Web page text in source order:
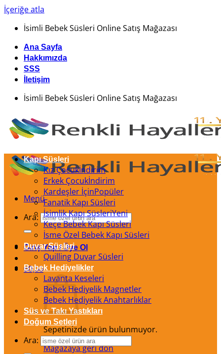
İçeriğe atla
İsimli Bebek Süsleri Online Satış Mağazası
Ana Sayfa
Hakkımızda
SSS
İletişim
İsimli Bebek Süsleri Online Satış Mağazası
Menü
Ara:
Giriş Yap / Üye Ol
₺0,00
Sepetinizde ürün bulunmuyor.
Mağazaya geri dön
Kapı Süsleri
Kız Çocuk
Erkek Çocuk
Kardeşler İçin
Fanatik Kapı Süsleri
İsimlik Kapı Süsleri
Keçe Bebek Kapı Süsleri
İsme Özel Bebek Kapı Süsleri
Duvar Süsleri
Quilling Duvar Süsleri
Bebek Hediyelikler
Lavanta Keseleri
Bebek Hediyelik Magnetler
Bebek Hediyelik Anahtarlıklar
Süs ve Takı Yastıkları
Doğum Setleri
Ara: